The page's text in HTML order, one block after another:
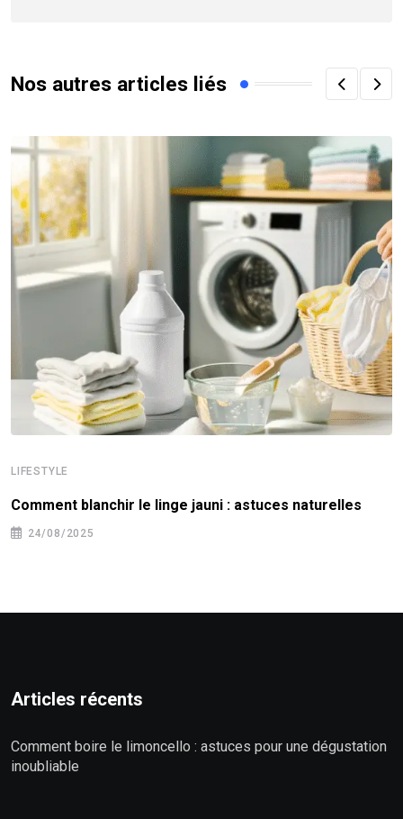
Nos autres articles liés
LIFESTYLE
Comment blanchir le linge jauni : astuces naturelles
24/08/2025
Articles récents
Comment boire le limoncello : astuces pour une dégustation
inoubliable